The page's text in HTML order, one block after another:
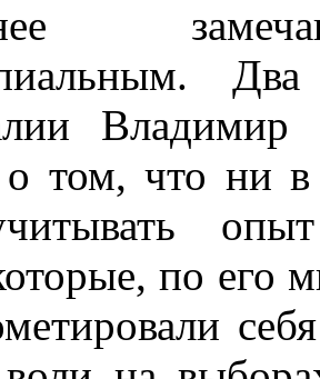
Владимир
том, что ни в
опыт
по его